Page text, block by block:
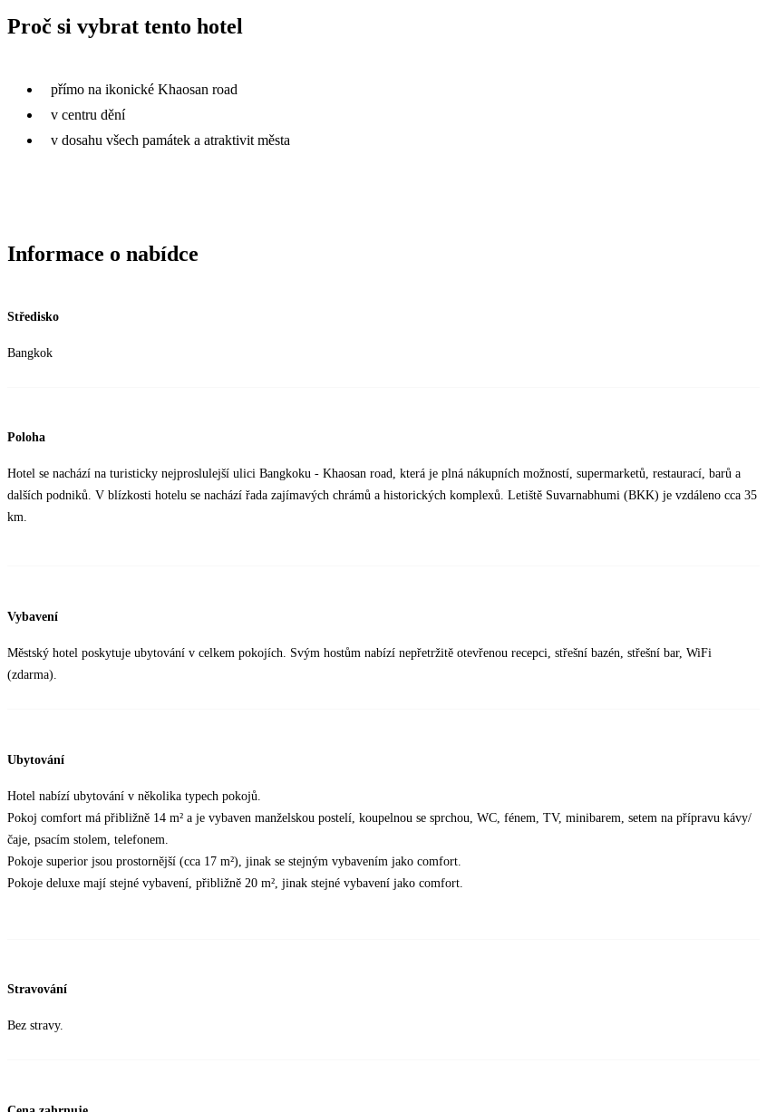
Proč si vybrat tento hotel
přímo na ikonické Khaosan road
v centru dění
v dosahu všech památek a atraktivit města
Informace o nabídce
Středisko
Bangkok
Poloha
Hotel se nachází na turisticky nejproslulejší ulici Bangkoku - Khaosan road, která je plná nákupních možností, supermarketů, restaurací, barů a
dalších podniků. V blízkosti hotelu se nachází řada zajímavých chrámů a historických komplexů. Letiště Suvarnabhumi (BKK) je vzdáleno cca 35
km.
Vybavení
Městský hotel poskytuje ubytování v celkem pokojích. Svým hostům nabízí nepřetržitě otevřenou recepci, střešní bazén, střešní bar, WiFi
(zdarma).
Ubytování
Hotel nabízí ubytování v několika typech pokojů.
Pokoj comfort má přibližně 14 m² a je vybaven manželskou postelí, koupelnou se sprchou, WC, fénem, TV, minibarem, setem na přípravu kávy/
čaje, psacím stolem, telefonem.
Pokoje superior jsou prostornější (cca 17 m²), jinak se stejným vybavením jako comfort.
Pokoje deluxe mají stejné vybavení, přibližně 20 m², jinak stejné vybavení jako comfort.
Stravování
Bez stravy.